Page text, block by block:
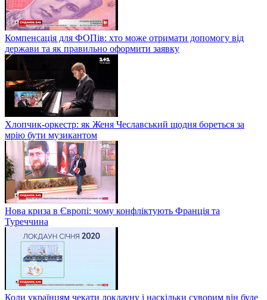
Компенсація для ФОПів: хто може отримати допомогу від
держави та як правильно оформити заявку
Хлопчик-оркестр: як Женя Чеславський щодня бореться за
мрію бути музикантом
Нова криза в Європі: чому конфліктують Франція та
Туреччина
Коли українцям чекати локдауну і наскільки суворим він буде